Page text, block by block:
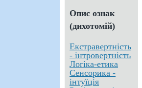
Опис ознак
(дихотомій)
Екстравертність
- інтровертність
Логіка-етика
Сенсорика -
інтуїція